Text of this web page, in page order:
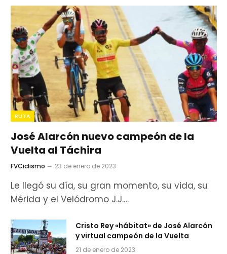
RUTA
José Alarcón nuevo campeón de la
Vuelta al Táchira
FVCiclismo 23 de enero de 2023
Le llegó su día, su gran momento, su vida, su
Mérida y el Velódromo J.J.…
Cristo Rey «hábitat» de José Alarcón
y virtual campeón de la Vuelta
21 de enero de 2023